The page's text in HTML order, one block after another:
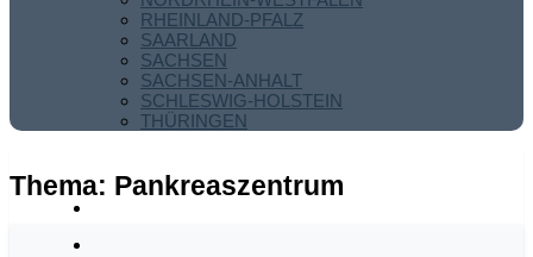
RHEINLAND-PFALZ
SAARLAND
SACHSEN
SACHSEN-ANHALT
SCHLESWIG-HOLSTEIN
THÜRINGEN
Thema: Pankreaszentrum